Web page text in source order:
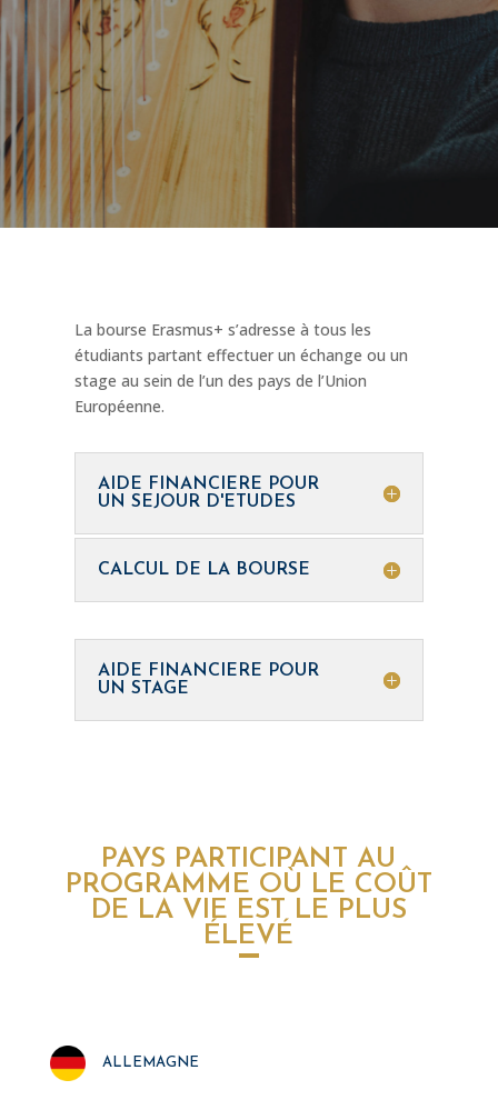
La bourse Erasmus+ s’adresse à tous les
étudiants partant effectuer un échange ou un
stage au sein de l’un des pays de l’Union
Européenne.
AIDE FINANCIERE POUR
UN SEJOUR D'ETUDES
CALCUL DE LA BOURSE
AIDE FINANCIERE POUR
UN STAGE
PAYS PARTICIPANT AU
PROGRAMME OÙ LE COÛT
DE LA VIE EST LE PLUS
ÉLEVÉ
allemagne